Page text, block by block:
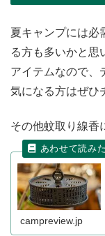
夏キャンプには必
る方も多いかと思
アイテムなので、
気になる方はぜひ
その他蚊取り線香
campreview.jp